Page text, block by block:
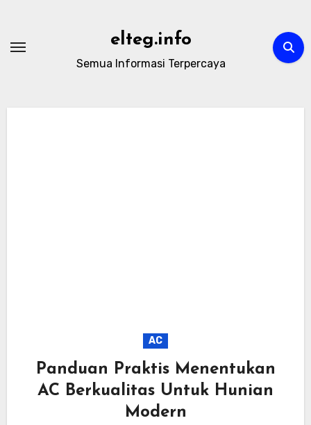
content
elteg.info
Semua Informasi Terpercaya
AC
Panduan Praktis Menentukan
AC Berkualitas Untuk Hunian
Modern